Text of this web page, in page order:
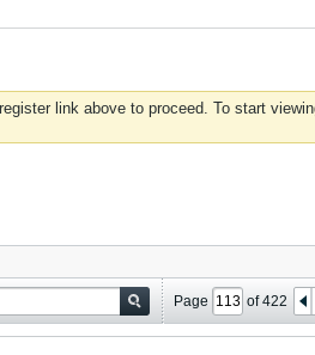
link above to proceed. To start
Page of422